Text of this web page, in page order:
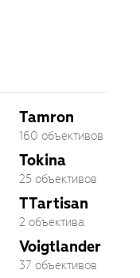
Tamron
160 объективов
Tokina
25 объективов
TTartisan
2 объектива
Voigtlander
37 объективов